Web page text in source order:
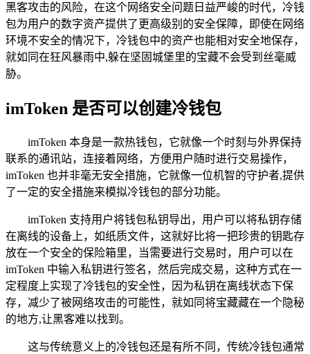
黑客攻击的风险，在这个网络安全问题日益严峻的时代，冷钱
包为用户的数字资产提供了更高级别的安全保障，即使在网络
环境不安全的情况下，冷钱包中的资产也能相对安全地保存，
就如同在狂风暴雨中,躲在坚固城堡里的宝藏不会受到丝毫威
胁。
imToken 是否可以创建冷钱包
imToken 本身是一款热钱包，它就像一个时刻与外界保持
联系的通讯站，连接着网络，方便用户随时进行交易操作，
imToken 也并非毫无安全措施，它就像一位机智的守护者,提供
了一定的安全措施来模拟冷钱包的部分功能。
imToken 支持用户将钱包私钥导出，用户可以将私钥存储
在离线的设备上，如纸质文件，这就好比将一把珍贵的钥匙存
放在一个安全的保险箱里，当需要进行交易时，用户可以在
imToken 中输入私钥进行签名，然后完成交易，这种方式在一
定程度上实现了冷钱包的安全性，因为私钥在离线状态下保
存，减少了被网络攻击的可能性，就如同将宝藏藏在一个隐秘
的地方,让黑客难以找到。
这与传统意义上的冷钱包还是有所不同，传统冷钱包通常